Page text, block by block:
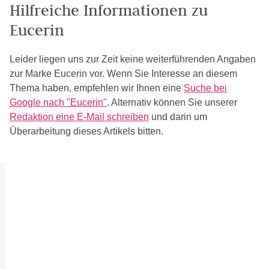
Hilfreiche Informationen zu
Eucerin
Leider liegen uns zur Zeit keine weiterführenden Angaben
zur Marke Eucerin vor. Wenn Sie Interesse an diesem
Thema haben, empfehlen wir Ihnen eine Suche bei
Google nach "Eucerin". Alternativ können Sie unserer
Redaktion eine E-Mail schreiben und darin um
Überarbeitung dieses Artikels bitten.